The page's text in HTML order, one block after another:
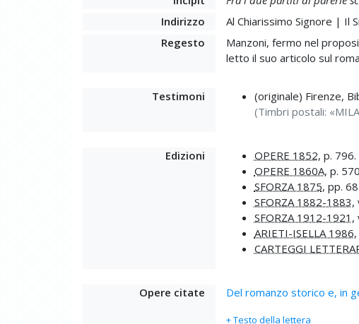
Indirizzo
Al Chiarissimo Signore | Il
Regesto
Manzoni, fermo nel
letto il suo articolo sul
Testimoni (originale) Firenze,
(Timbri postali:
Edizioni OPERE 1852, p. 796.
OPERE 1860A, p.
SFORZA 1875, pp.
SFORZA 1882-1883,
SFORZA 1912-1921 ,
ARIETI-ISELLA 1986
CARTEGGI
Opere citate Del romanzo storico e, in
+ Testo della lettera